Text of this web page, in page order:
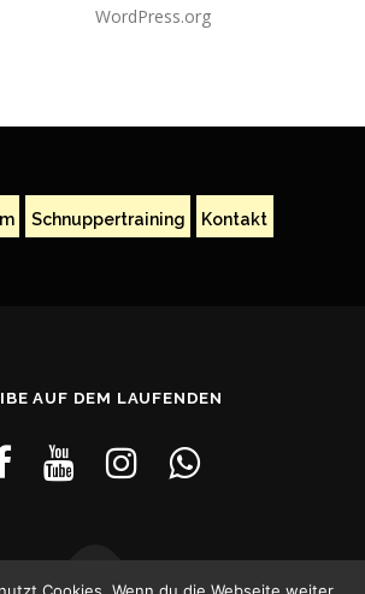
WordPress.org
Schnuppertraining Kontakt
AUF DEM LAUFENDEN